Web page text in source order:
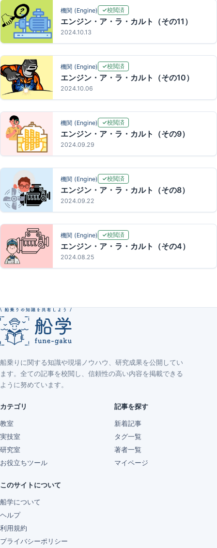
機関 (Engine) 校閲済
エンジン・ア・ラ・カルト（その11）
2024.10.13
機関 (Engine) 校閲済
エンジン・ア・ラ・カルト（その10）
2024.10.06
機関 (Engine) 校閲済
エンジン・ア・ラ・カルト（その9）
2024.09.29
機関 (Engine) 校閲済
エンジン・ア・ラ・カルト（その8）
2024.09.22
機関 (Engine) 校閲済
エンジン・ア・ラ・カルト（その4）
2024.08.25
船乗りに関する知識や現場ノウハウ、研究成果を公開してい
ます。全ての記事を校閲し、信頼性の高い内容を掲載できる
ように努めています。
カテゴリ
教室
実技室
研究室
お役立ちツール
記事を探す
新着記事
タグ一覧
著者一覧
マイページ
このサイトについて
船学について
ヘルプ
利用規約
プライバシーポリシー